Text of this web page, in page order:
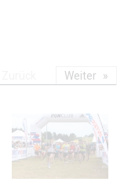
Weiter